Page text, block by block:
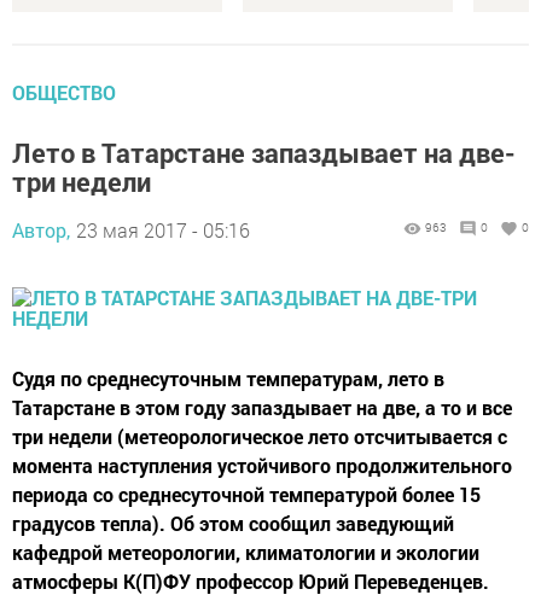
ОБЩЕСТВО
Лето в Татарстане запаздывает на две-
три недели
Автор, 23 мая 2017 - 05:16 963 0 0
Cудя по среднесуточным температурам, лето в
Татарстане в этом году запаздывает на две, а то и все
три недели (метеорологическое лето отсчитывается с
момента наступления устойчивого продолжительного
периода со среднесуточной температурой более 15
градусов тепла). Об этом сообщил заведующий
кафедрой метеорологии, климатологии и экологии
атмосферы К(П)ФУ профессор Юрий Переведенцев.